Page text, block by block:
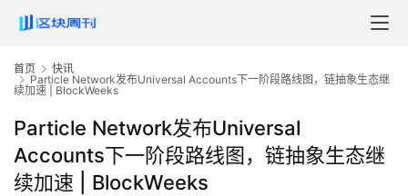
首页
快讯
Particle Network发布Universal Accounts下一阶段路线图，链抽象生态继
续加速 | BlockWeeks
Particle Network发布Universal
Accounts下一阶段路线图，链抽象生态继
续加速 | BlockWeeks